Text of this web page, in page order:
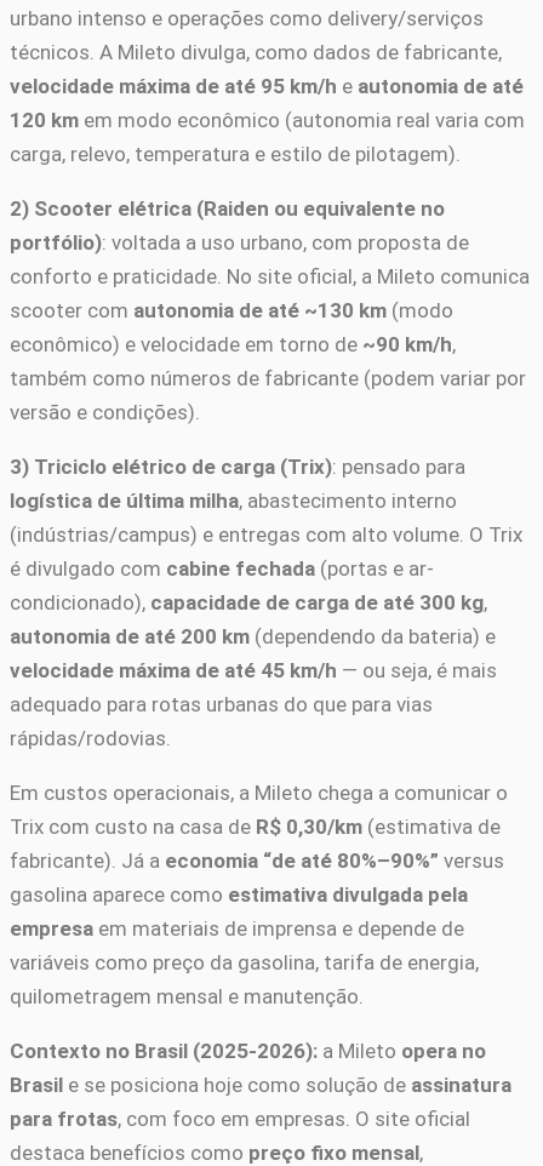
urbano intenso e operações como delivery/serviços
técnicos. A Mileto divulga, como dados de fabricante,
velocidade máxima de até 95 km/h e autonomia de até
120 km em modo econômico (autonomia real varia com
carga, relevo, temperatura e estilo de pilotagem).
2) Scooter elétrica (Raiden ou equivalente no
portfólio): voltada a uso urbano, com proposta de
conforto e praticidade. No site oficial, a Mileto comunica
scooter com autonomia de até ~130 km (modo
econômico) e velocidade em torno de ~90 km/h,
também como números de fabricante (podem variar por
versão e condições).
3) Triciclo elétrico de carga (Trix): pensado para
logística de última milha, abastecimento interno
(indústrias/campus) e entregas com alto volume. O Trix
é divulgado com cabine fechada (portas e ar-
condicionado), capacidade de carga de até 300 kg,
autonomia de até 200 km (dependendo da bateria) e
velocidade máxima de até 45 km/h — ou seja, é mais
adequado para rotas urbanas do que para vias
rápidas/rodovias.
Em custos operacionais, a Mileto chega a comunicar o
Trix com custo na casa de R$ 0,30/km (estimativa de
fabricante). Já a economia “de até 80%–90%” versus
gasolina aparece como estimativa divulgada pela
empresa em materiais de imprensa e depende de
variáveis como preço da gasolina, tarifa de energia,
quilometragem mensal e manutenção.
Contexto no Brasil (2025-2026): a Mileto opera no
Brasil e se posiciona hoje como solução de assinatura
para frotas, com foco em empresas. O site oficial
destaca benefícios como preço fixo mensal,